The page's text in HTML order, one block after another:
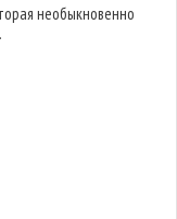
необыкновенно